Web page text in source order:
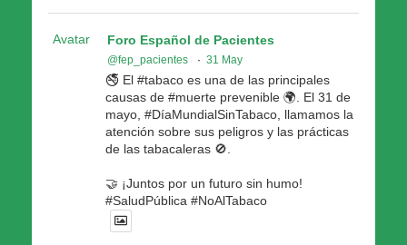
Avatar Foro Español de Pacientes
@fep_pacientes · 31 May
🚭 El #tabaco es una de las principales
causas de #muerte prevenible 🌍. El 31 de
mayo, #DíaMundialSinTabaco, llamamos la
atención sobre sus peligros y las prácticas
de las tabacaleras 🚫.
🤝 ¡Juntos por un futuro sin humo!
#SaludPública #NoAlTabaco